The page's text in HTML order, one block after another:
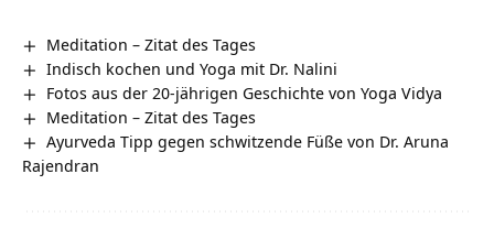
Meditation – Zitat des Tages
Indisch kochen und Yoga mit Dr. Nalini
Fotos aus der 20-jährigen Geschichte von Yoga Vidya
Meditation – Zitat des Tages
Ayurveda Tipp gegen schwitzende Füße von Dr. Aruna
Rajendran